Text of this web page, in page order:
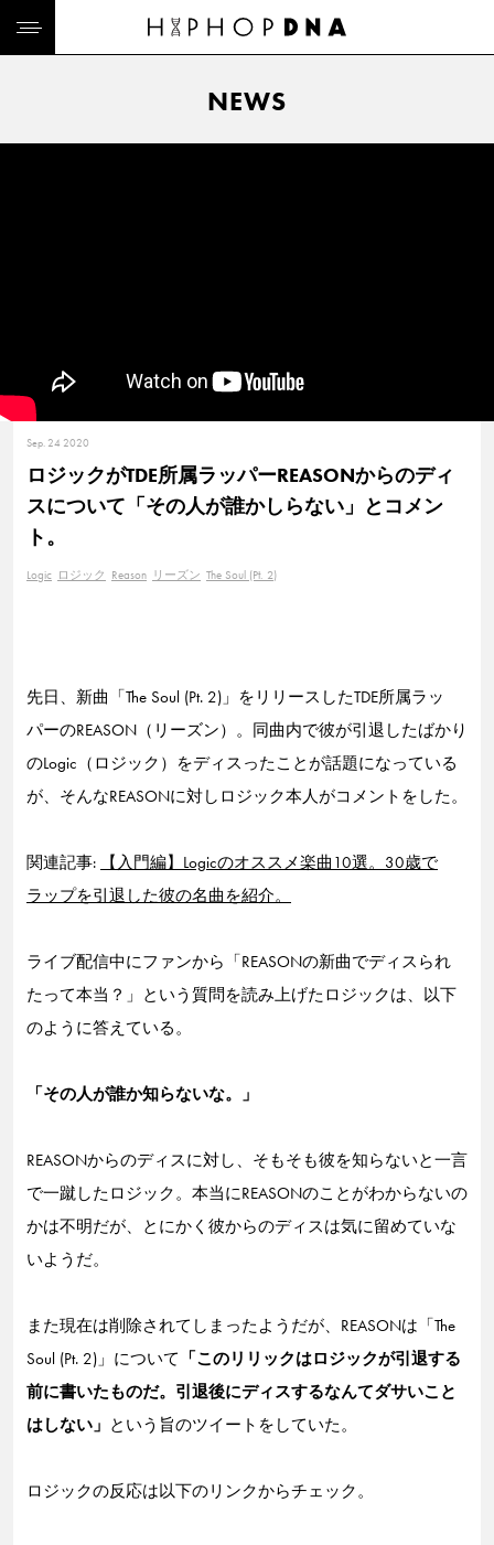
NEWS
Sep. 24 2020
ロジックがTDE所属ラッパーREASONからのディ
スについて「その人が誰かしらない」とコメン
ト。
Logic ロジック Reason リーズン The Soul (Pt. 2)
先日、新曲「The Soul (Pt. 2)」をリリースしたTDE所属ラッ
パーのREASON（リーズン）。同曲内で彼が引退したばかり
のLogic（ロジック）をディスったことが話題になっている
が、そんなREASONに対しロジック本人がコメントをした。
関連記事:
【入門編】Logicのオススメ楽曲10選。30歳で
ラップを引退した彼の名曲を紹介。
ライブ配信中にファンから「REASONの新曲でディスられ
たって本当？」という質問を読み上げたロジックは、以下
のように答えている。
「その人が誰か知らないな。」
REASONからのディスに対し、そもそも彼を知らないと一言
で一蹴したロジック。本当にREASONのことがわからないの
かは不明だが、とにかく彼からのディスは気に留めていな
いようだ。
また現在は削除されてしまったようだが、REASONは「The
Soul (Pt. 2)」について 「このリリックはロジックが引退する
前に書いたものだ。引退後にディスするなんてダサいこと
はしない」 という旨のツイートをしていた。
ロジックの反応は以下のリンクからチェック。